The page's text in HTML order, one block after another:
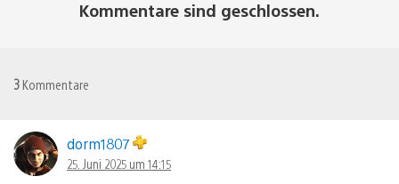
Kommentare sind geschlossen.
3 Kommentare
dorm1807
25. Juni 2025 um 14:15